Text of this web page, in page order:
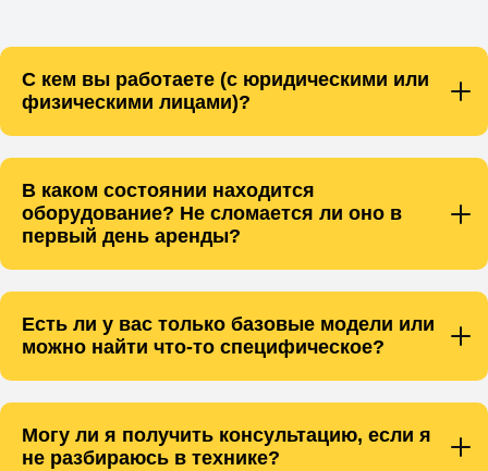
С кем вы работаете (с юридическими или
физическими лицами)?
В каком состоянии находится
оборудование? Не сломается ли оно в
первый день аренды?
Есть ли у вас только базовые модели или
можно найти что-то специфическое?
Могу ли я получить консультацию, если я
не разбираюсь в технике?